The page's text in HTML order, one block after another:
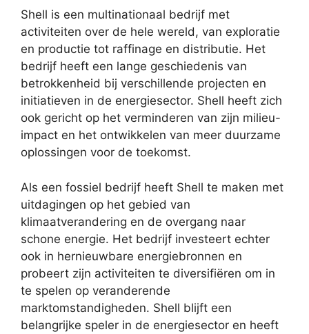
Shell is een multinationaal bedrijf met
activiteiten over de hele wereld, van exploratie
en productie tot raffinage en distributie. Het
bedrijf heeft een lange geschiedenis van
betrokkenheid bij verschillende projecten en
initiatieven in de energiesector. Shell heeft zich
ook gericht op het verminderen van zijn milieu-
impact en het ontwikkelen van meer duurzame
oplossingen voor de toekomst.
Als een fossiel bedrijf heeft Shell te maken met
uitdagingen op het gebied van
klimaatverandering en de overgang naar
schone energie. Het bedrijf investeert echter
ook in hernieuwbare energiebronnen en
probeert zijn activiteiten te diversifiëren om in
te spelen op veranderende
marktomstandigheden. Shell blijft een
belangrijke speler in de energiesector en heeft